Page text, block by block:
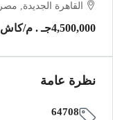
القاهرة الجديدة, مصر
4,500,000جـ . م /كاش
نظرة عامة
64708